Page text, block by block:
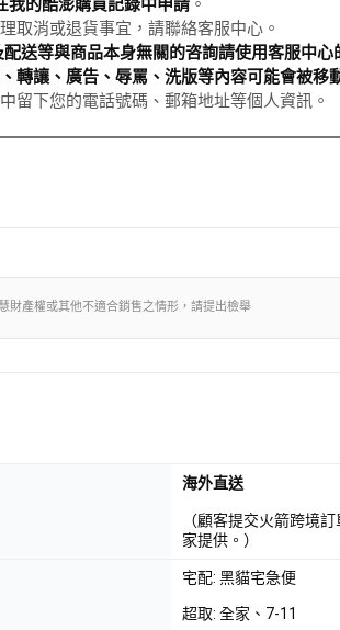
取消或退貨事宜，請聯絡客服中心。
送等與商品本身無關的咨詢請使用客服中心
轉讓、廣告、辱罵、洗版等內容可能會被移
留下您的電話號碼、郵箱地址等個人資訊。
財產權或其他不適合銷售之情形，請提出檢舉
海外直送
（顧客提交火箭跨境
家提供。）
宅配: 黑貓宅急便
超取: 全家、7-11